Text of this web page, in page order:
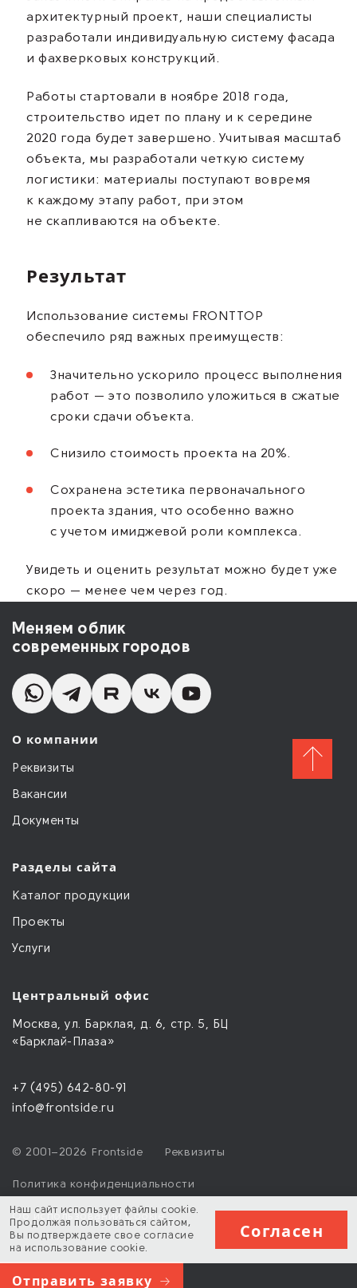
архитектурный проект, наши специалисты
разработали индивидуальную систему фасада
и фахверковых конструкций.
Работы стартовали в ноябре 2018 года,
строительство идет по плану и к середине
2020 года будет завершено. Учитывая масштаб
объекта, мы разработали четкую систему
логистики: материалы поступают вовремя
к каждому этапу работ, при этом
не скапливаются на объекте.
Результат
Использование системы FRONTTOP
обеспечило ряд важных преимуществ:
Значительно ускорило процесс выполнения
работ — это позволило уложиться в сжатые
сроки сдачи объекта.
Снизило стоимость проекта на 20%.
Сохранена эстетика первоначального
проекта здания, что особенно важно
с учетом имиджевой роли комплекса.
Увидеть и оценить результат можно будет уже
скоро — менее чем через год.
Меняем облик
современных городов
О компании
Реквизиты
Вакансии
Документы
Разделы сайта
Каталог продукции
Проекты
Услуги
Центральный офис
Москва, ул. Барклая, д. 6, стр. 5, БЦ
«Барклай-Плаза»
+7 (495) 642-80-91
info@frontside.ru
© 2001–2026 Frontside Реквизиты
Политика конфиденциальности
Об использовании Cookie
Наш сайт использует файлы cookie.
Продолжая пользоваться сайтом,
Вы подтверждаете свое согласие
на использование cookie.
Согласен
Отправить заявку